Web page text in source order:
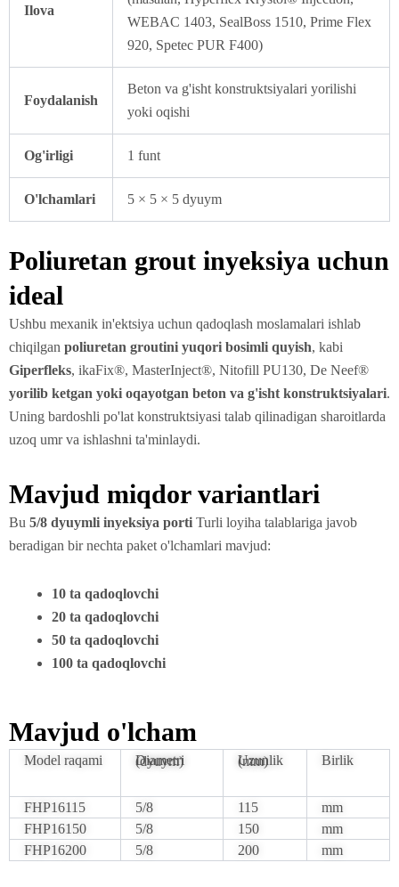
Ilova
WEBAC 1403, SealBoss 1510, Prime Flex
920, Spetec PUR F400)
Foydalanish
Beton va g'isht konstruktsiyalari yorilishi
yoki oqishi
Og'irligi 1 funt
O'lchamlari 5 × 5 × 5 dyuym
Poliuretan grout inyeksiya uchun
ideal
Ushbu mexanik in'ektsiya uchun qadoqlash moslamalari ishlab
chiqilgan poliuretan groutini yuqori bosimli quyish, kabi
Giperfleks, ikaFix®, MasterInject®, Nitofill PU130, De Neef®
yorilib ketgan yoki oqayotgan beton va g'isht konstruktsiyalari.
Uning bardoshli po'lat konstruktsiyasi talab qilinadigan sharoitlarda
uzoq umr va ishlashni ta'minlaydi.
Mavjud miqdor variantlari
Bu 5/8 dyuymli inyeksiya porti Turli loyiha talablariga javob
beradigan bir nechta paket o'lchamlari mavjud:
10 ta qadoqlovchi
20 ta qadoqlovchi
50 ta qadoqlovchi
100 ta qadoqlovchi
Mavjud o'lcham
Model raqami Diametri (dyuym) Uzunlik (mm) Birlik
FHP16115 5/8 115
mm
FHP16150
5/8 150
mm
FHP16200
5/8 200 mm